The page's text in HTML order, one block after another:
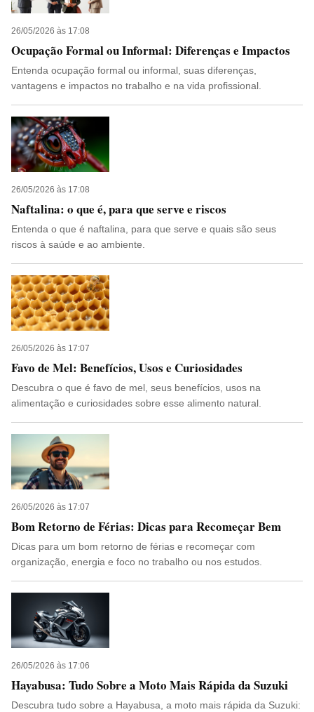
26/05/2026 às 17:08
Ocupação Formal ou Informal: Diferenças e Impactos
Entenda ocupação formal ou informal, suas diferenças,
vantagens e impactos no trabalho e na vida profissional.
26/05/2026 às 17:08
Naftalina: o que é, para que serve e riscos
Entenda o que é naftalina, para que serve e quais são seus
riscos à saúde e ao ambiente.
26/05/2026 às 17:07
Favo de Mel: Benefícios, Usos e Curiosidades
Descubra o que é favo de mel, seus benefícios, usos na
alimentação e curiosidades sobre esse alimento natural.
26/05/2026 às 17:07
Bom Retorno de Férias: Dicas para Recomeçar Bem
Dicas para um bom retorno de férias e recomeçar com
organização, energia e foco no trabalho ou nos estudos.
26/05/2026 às 17:06
Hayabusa: Tudo Sobre a Moto Mais Rápida da Suzuki
Descubra tudo sobre a Hayabusa, a moto mais rápida da Suzuki: